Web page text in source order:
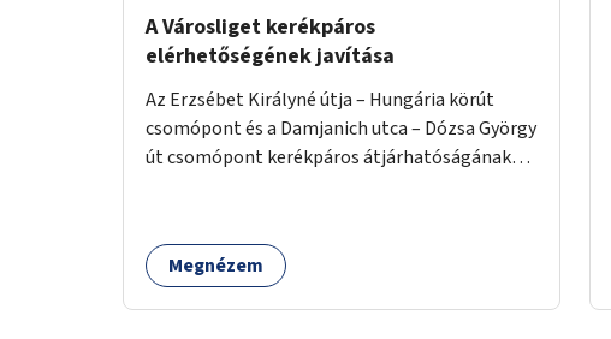
A Városliget kerékpáros
elérhetőségének javítása
Az Erzsébet Királyné útja – Hungária körút
csomópont és a Damjanich utca – Dózsa György
út csomópont kerékpáros átjárhatóságának
Megnézem